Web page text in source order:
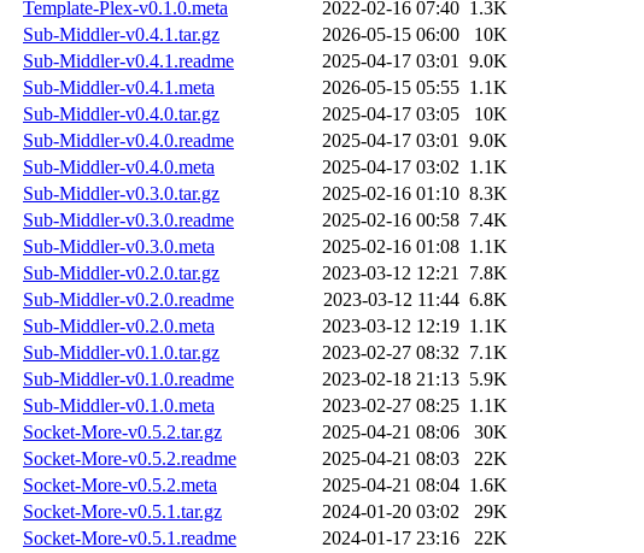
Template-Plex-v0.1.0.meta
2022-02-16 07:40 1.3K
Sub-Middler-v0.4.1.tar.gz
2026-05-15 06:00
10K
Sub-Middler-v0.4.1.readme
2025-04-17 03:01 9.0K
Sub-Middler-v0.4.1.meta
2026-05-15 05:55 1.1K
Sub-Middler-v0.4.0.tar.gz
2025-04-17 03:05
10K
Sub-Middler-v0.4.0.readme
2025-04-17 03:01 9.0K
Sub-Middler-v0.4.0.meta
2025-04-17 03:02 1.1K
Sub-Middler-v0.3.0.tar.gz
2025-02-16 01:10 8.3K
Sub-Middler-v0.3.0.readme
2025-02-16 00:58 7.4K
Sub-Middler-v0.3.0.meta
2025-02-16 01:08 1.1K
Sub-Middler-v0.2.0.tar.gz
2023-03-12 12:21 7.8K
Sub-Middler-v0.2.0.readme
2023-03-12 11:44 6.8K
Sub-Middler-v0.2.0.meta
2023-03-12 12:19 1.1K
Sub-Middler-v0.1.0.tar.gz
2023-02-27 08:32 7.1K
Sub-Middler-v0.1.0.readme
2023-02-18 21:13 5.9K
Sub-Middler-v0.1.0.meta
2023-02-27 08:25 1.1K
Socket-More-v0.5.2.tar.gz
2025-04-21 08:06
30K
Socket-More-v0.5.2.readme
2025-04-21 08:03
22K
Socket-More-v0.5.2.meta
2025-04-21 08:04 1.6K
Socket-More-v0.5.1.tar.gz
2024-01-20 03:02
29K
Socket-More-v0.5.1.readme
2024-01-17 23:16
22K